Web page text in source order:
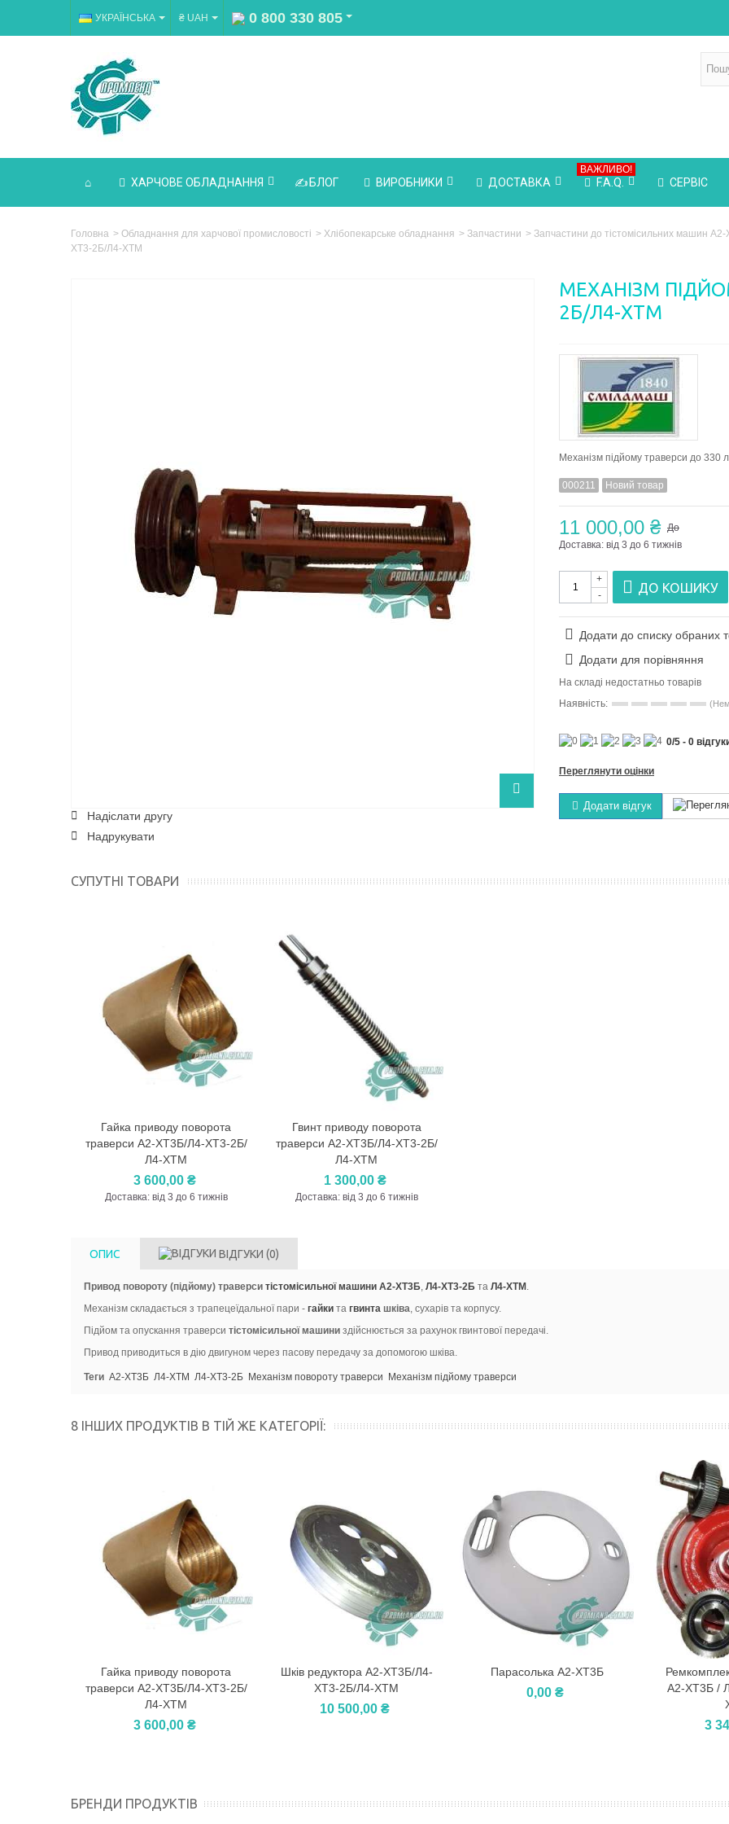
УКРАЇНСЬКА ₴ UAH 0 800 330 805
ХАРЧОВЕ ОБЛАДНАННЯ БЛОГ ВИРОБНИКИ ДОСТАВКА F.A.Q.
ВАЖЛИВО!
СЕРВІС
Головна > Обладнання для харчової промисловості > Хлібопекарське обладнання > Запчастини > Запчастини до тістомісильних машин
ХТ3-2Б/Л4-ХТМ
Надіслати другу
Надрукувати
МЕХАНІЗМ
2Б/Л4-ХТМ
Механізм підйому траверси до 330
000211 Новий товар
11 000,00 ₴ До
Доставка: від 3 до 6 тижнів
-
+
ДО КОШИКУ
Додати до списку обраних
Додати для порівняння
На складі недостатньо товарів
Наявність:
0/5 - 0
Переглянути оцінки
Додати відгук
СУПУТНІ ТОВАРИ
Перегляд
Гайка приводу поворота
траверси А2-ХТ3Б/Л4-ХТ3-2Б/
Л4-ХТМ
3 600,00 ₴
Доставка: від 3 до 6 тижнів
Перегляд
Гвинт приводу поворота
траверси А2-ХТ3Б/Л4-ХТ3-2Б/
Л4-ХТМ
1 300,00 ₴
Доставка: від 3 до 6 тижнів
ОПИС ВІДГУКИ (0)
Привод повороту (підйому) траверси тістомісильної машини А2-ХТ3Б, Л4-ХТ3-2Б та Л4-ХТМ .
Механізм складається з трапецеїдальної пари - гайкита гвинта шківа, сухарів та корпусу.
Підйом та опускання траверси тістомісильної машиниздійснюється за рахунок гвинтової передачі.
Привод приводиться в дію двигуном через пасову передачу за допомогою шківа.
Теги А2-ХТ3Б Л4-ХТМ Л4-ХТ3-2Б Механізм повороту траверси Механізм підйому траверси
8 ІНШИХ ПРОДУКТІВ В ТІЙ ЖЕ КАТЕГОРІЇ:
У Кошик
Гайка приводу поворота
траверси А2-ХТ3Б/Л4-ХТ3-2Б/
Л4-ХТМ
3 600,00 ₴
У Кошик
Шків редуктора А2-ХТ3Б/Л4-
ХТ3-2Б/Л4-ХТМ
10 500,00 ₴
У Кошик
Парасолька А2-ХТ3Б
0,00 ₴
У
А2-ХТ3Б /
3
БРЕНДИ ПРОДУКТІВ